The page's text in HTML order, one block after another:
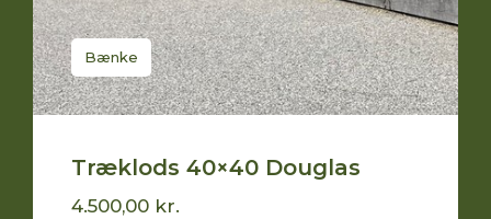
løsninger
til
dit
eget
tilbud
Bænke
Træklods 40×40 Douglas
4.500,00 kr.